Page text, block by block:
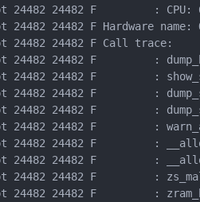
24482 24482 F         : CPU: 6
24482 F Hardware name:
24482 24482 F Call trace:
24482 24482 F         :
24482 24482 F         :
24482 24482 F         :
24482 24482 F         :
24482 24482 F         :
24482 24482 F         :
24482 24482 F         :
24482 24482 F         :
24482 24482 F         :